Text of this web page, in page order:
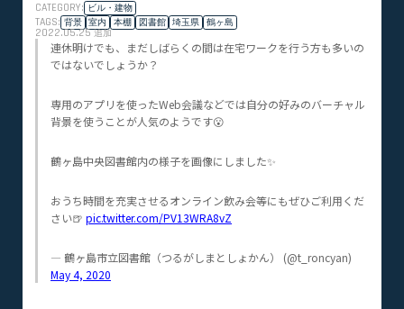
CATEGORY: ビル・建物
TAGS: 背景 室内 本棚 図書館 埼玉県 鶴ヶ島
2022.05.25追加
連休明けでも、まだしばらくの間は在宅ワークを行う方も多いの
ではないでしょうか？
専用のアプリを使ったWeb会議などでは自分の好みのバーチャル
背景を使うことが人気のようです😮
鶴ヶ島中央図書館内の様子を画像にしました✨
おうち時間を充実させるオンライン飲み会等にもぜひご利用くだ
さい🍺 pic.twitter.com/PV13WRA8vZ
— 鶴ヶ島市立図書館（つるがしまとしょかん） (@t_roncyan)
May 4, 2020